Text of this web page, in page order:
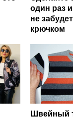
один раз
не
крючком
Швейный